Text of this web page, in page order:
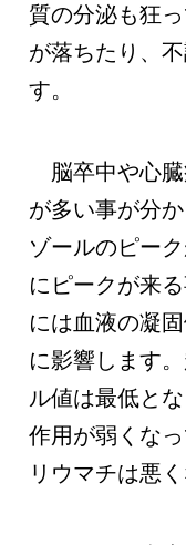
質の分泌も狂
が落ちたり、
す。
脳卒中や心臓
が多い事が分
ゾールのピー
にピークが来
には血液の凝
に影響します
ル値は最低と
作用が弱くな
リウマチは悪く